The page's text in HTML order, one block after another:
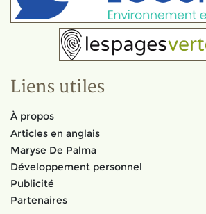
Liens utiles
À propos
Articles en anglais
Maryse De Palma
Développement personnel
Publicité
Partenaires